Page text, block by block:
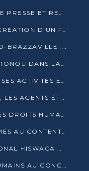
LE CSLC RELANCE LES CARTES DE PRESSE ET RECONNAÎT OFFICIELLEMENT LES MÉDIAS EN LIGNE
MÉDIAS : LE CSLC ANNONCE LA CRÉATION D’UN FONDS D’APPUI À LA PRESSE
PRESIDENTIELLE 2026 AU CONGO-BRAZZAVILLE : UN CASTING ÉLARGI
LE CONGO PORTE SA VOIX À COTONOU DANS LA LUTTE CONTRE LA TUBERCULOSE
LA SOPRIM DRESSE LE BILAN DE SES ACTIVITÉS ET FIXE DE NOUVELLES PRIORITÉS
DGMRFE : 16 MOIS SANS SALAIRE, LES AGENTS ÉTOUFFENT DANS LE SILENCE
LE SLAM ÉLÈVE LA VOIX POUR LES DROITS HUMAINS À BRAZZAVILLE
JUSTICE : DES MAGISTRATS FORMÉS AU CONTENTIEUX DE LA PROPRIÉTÉ INTELLECTUELLE
STATISTIQUES : LE PROJET RÉGIONAL HISWACA OFFICIELLEMENT LANCÉ AU CONGO
4182 VIOLATIONS DES DROITS HUMAINS AU CONGO EN 2025 SELON LE CAD